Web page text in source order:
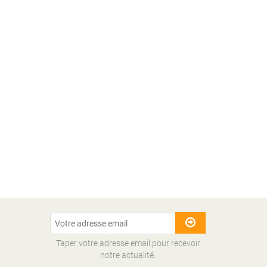
Taper votre adresse email pour recevoir
notre actualité.